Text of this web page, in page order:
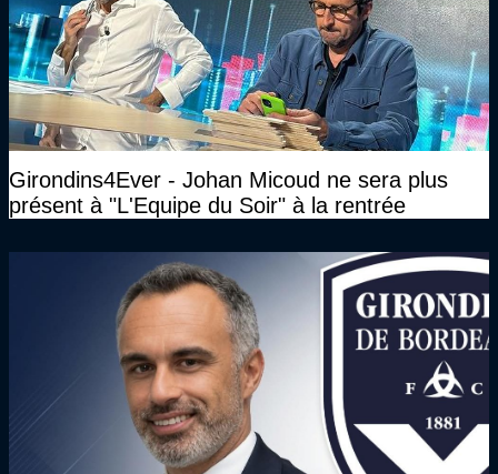
Girondins4Ever - Johan Micoud ne sera plus
présent à "L'Equipe du Soir" à la rentrée